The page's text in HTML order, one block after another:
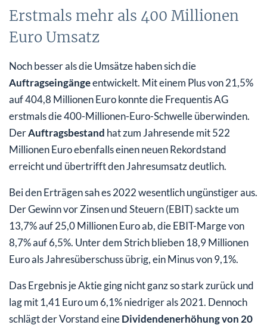
Erstmals mehr als 400 Millionen
Euro Umsatz
Noch besser als die Umsätze haben sich die
Auftragseingängeentwickelt. Mit einem Plus von 21,5%
auf 404,8 Millionen Euro konnte die Frequentis AG
erstmals die 400-Millionen-Euro-Schwelle überwinden.
DerAuftragsbestand hat zum Jahresende mit 522
Millionen Euro ebenfalls einen neuen Rekordstand
erreicht und übertrifft den Jahresumsatz deutlich.
Bei den Erträgen sah es 2022 wesentlich ungünstiger aus.
Der Gewinn vor Zinsen und Steuern (EBIT) sackte um
13,7% auf 25,0 Millionen Euro ab, die EBIT-Marge von
8,7% auf 6,5%. Unter dem Strich blieben 18,9 Millionen
Euro als Jahresüberschuss übrig, ein Minus von 9,1%.
Das Ergebnis je Aktie ging nicht ganz so stark zurück und
lag mit 1,41 Euro um 6,1% niedriger als 2021. Dennoch
schlägt der Vorstand eineDividendenerhöhung von 20